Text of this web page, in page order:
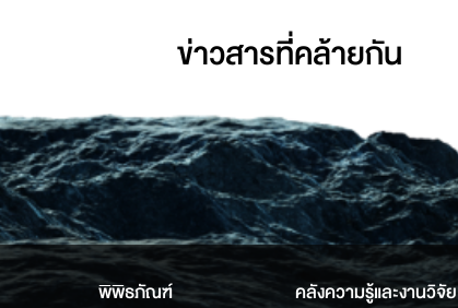
ข่าวสารที่่คล้ายกัน
พิพิธภัณฑ์ คลังความรู้และงานวิจัย